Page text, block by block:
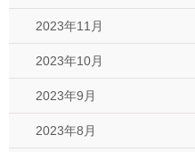
2023年11月
2023年10月
2023年9月
2023年8月